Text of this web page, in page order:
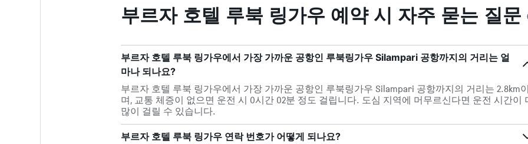
부르자 호텔 루북 링가우 예약 시 자주 묻는 질문
부르자 호텔 루북 링가우에서 가장 가까운 공항인 루북링가우 Silampari 공항까지의 거리는 얼
마나 되나요?
부르자 호텔 루북 링가우에서 가장 가까운 공항인 루북링가우 Silampari 공항까지의 거리는 2.8km이
며, 교통 체증이 없으면 운전 시 0시간 02분 정도 걸립니다. 도심 지역에 머무르신다면 운전 시간이
많이 걸릴 수 있습니다.
부르자 호텔 루북 링가우 연락 번호가 어떻게 되나요?